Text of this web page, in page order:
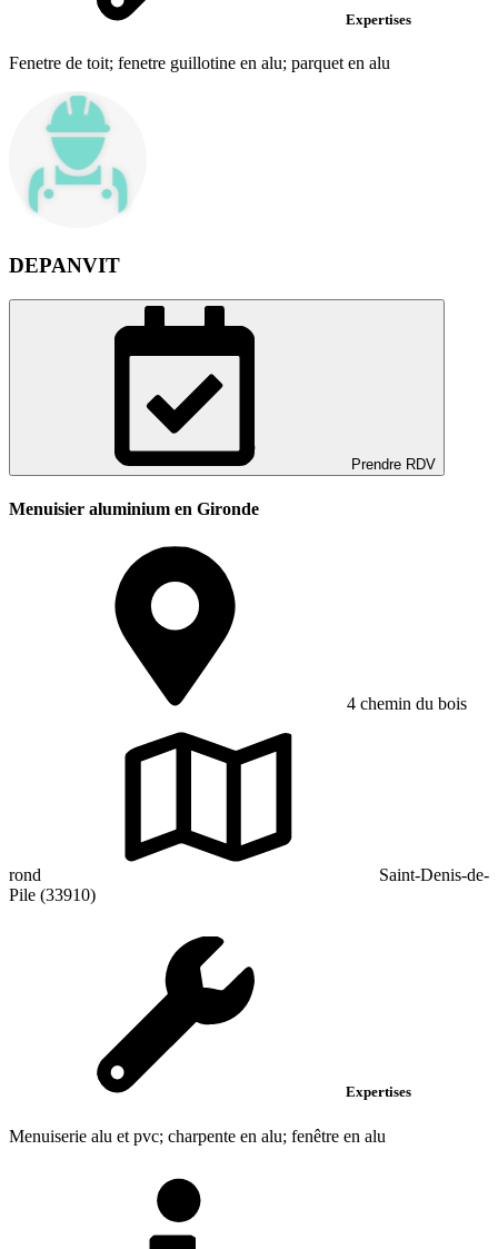
Expertises
Fenetre de toit; fenetre guillotine en alu; parquet en alu
DEPANVIT
Prendre RDV
Menuisier aluminium en Gironde
4 chemin du bois
rond
Saint-Denis-de-
Pile (33910)
Expertises
Menuiserie alu et pvc; charpente en alu; fenêtre en alu